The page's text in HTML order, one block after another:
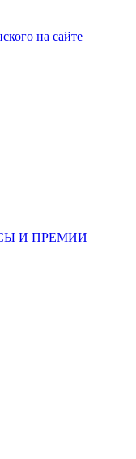
на сайте
И ПРЕМИИ